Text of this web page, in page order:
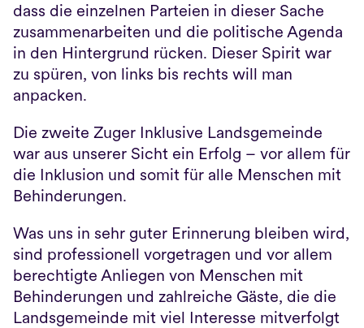
dass die einzelnen Parteien in dieser Sache
zusammenarbeiten und die politische Agenda
in den Hintergrund rücken. Dieser Spirit war
zu spüren, von links bis rechts will man
anpacken.
Die zweite Zuger Inklusive Landsgemeinde
war aus unserer Sicht ein Erfolg – vor allem für
die Inklusion und somit für alle Menschen mit
Behinderungen.
Was uns in sehr guter Erinnerung bleiben wird,
sind professionell vorgetragen und vor allem
berechtigte Anliegen von Menschen mit
Behinderungen und zahlreiche Gäste, die die
Landsgemeinde mit viel Interesse mitverfolgt